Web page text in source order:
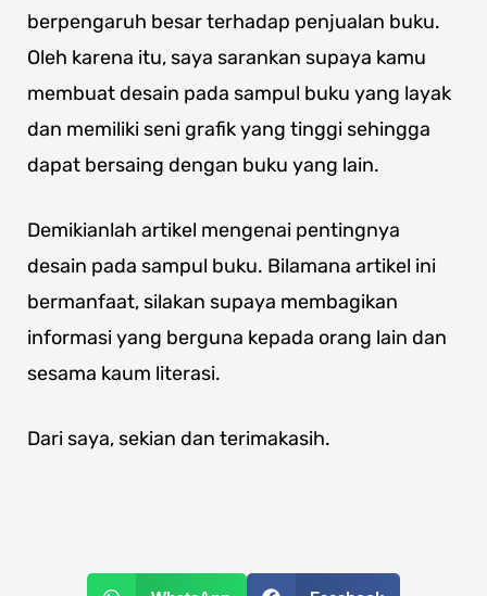
berpengaruh besar terhadap penjualan buku.
Oleh karena itu, saya sarankan supaya kamu
membuat desain pada sampul buku yang layak
dan memiliki seni grafik yang tinggi sehingga
dapat bersaing dengan buku yang lain.
Demikianlah artikel mengenai pentingnya
desain pada sampul buku. Bilamana artikel ini
bermanfaat, silakan supaya membagikan
informasi yang berguna kepada orang lain dan
sesama kaum literasi.
Dari saya, sekian dan terimakasih.